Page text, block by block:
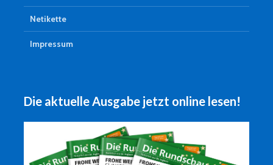
Netikette
Impressum
Die aktuelle Ausgabe jetzt online lesen!